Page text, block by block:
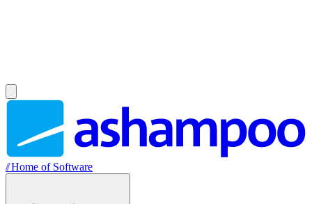
//Home of Software